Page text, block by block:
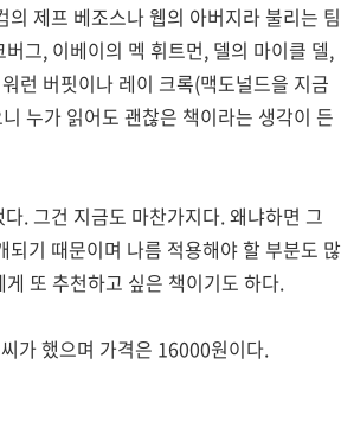
제프 베조스나 웹의 아버지라 불리는 팀
그, 이베이의 멕 휘트먼, 델의 마이클 델,
런 버핏이나 레이 크록(맥도널드을 지금
누가 읽어도 괜찮은 책이라는 생각이 든
. 그건 지금도 마찬가지다. 왜냐하면 그
기 때문이며 나름 적용해야 할 부분도 많
또 추천하고 싶은 책이기도 하다.
가 했으며 가격은 16000원이다.